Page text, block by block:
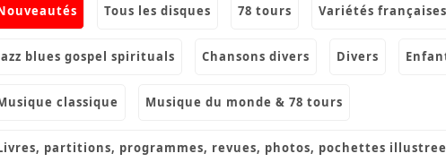
nouveautés tous les disques 78 tours variétés
jazz blues gospel spirituals chansons divers divers
musique classique musique du monde & 78 tours
livres, partitions, programmes, revues, photos, pochettes